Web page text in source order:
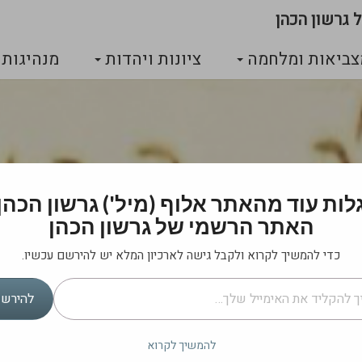
גרשון הכהן
ומלחמה ציונות ויהדות מנהיגות
הכהן
של גרשון הכהן
מה לאומי בביטחון הלאומי?
עוד מהאתר אלוף (מיל') גרשון
האתר הרשמי של גרשון הכהן
כדי להמשיך לקרוא ולקבל גישה לארכיון המלא יש להירשם עכשיו.
להמשיך לקרוא